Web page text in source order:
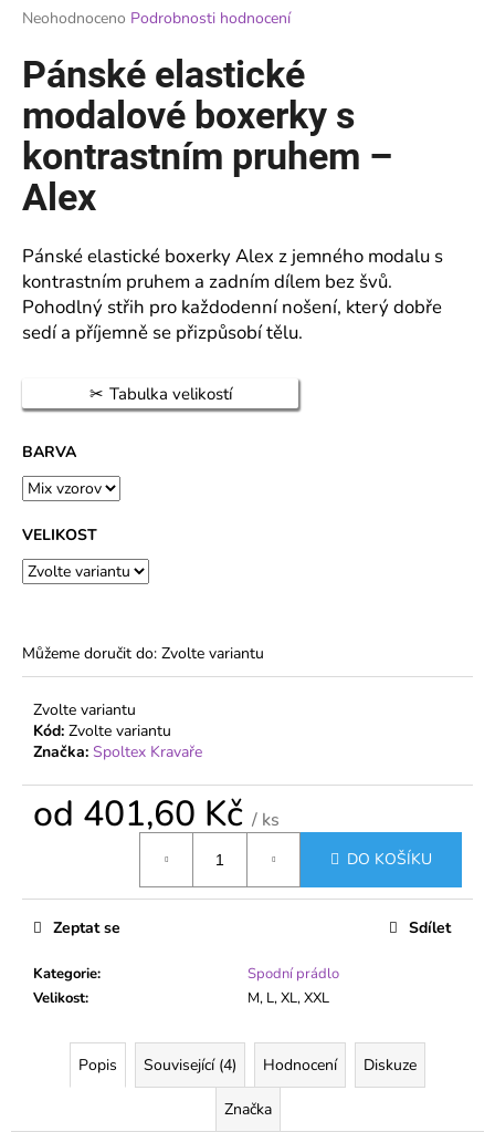
Průměrné
produktu
je
5
hvězdiček.
Neohodnoceno Podrobnosti hodnocení
Pánské elastické
modalové boxerky s
kontrastním pruhem –
Alex
Pánské elastické boxerky Alex z jemného modalu s
kontrastním pruhem a zadním dílem bez švů.
Pohodlný střih pro každodenní nošení, který dobře
sedí a příjemně se přizpůsobí tělu.
Tabulka velikostí
BARVA
VELIKOST
Můžeme doručit do: Zvolte variantu
Zvolte variantu
Kód: Zvolte variantu
Značka: Spoltex Kravaře
od 401,60 Kč / ks
DO KOŠÍKU
Kategorie:
Spodní prádlo
Velikost: M, L, XL, XXL
Zeptat se Sdílet
Popis Související (4) Hodnocení Diskuze
Značka
a
j
í
t
?
HLEDAT
p
r
u
č
u
j
e
DÁMSKÉ
PUNČOCHY
MARGARETA
PLUS
20
DEN
VYŠŠÍ